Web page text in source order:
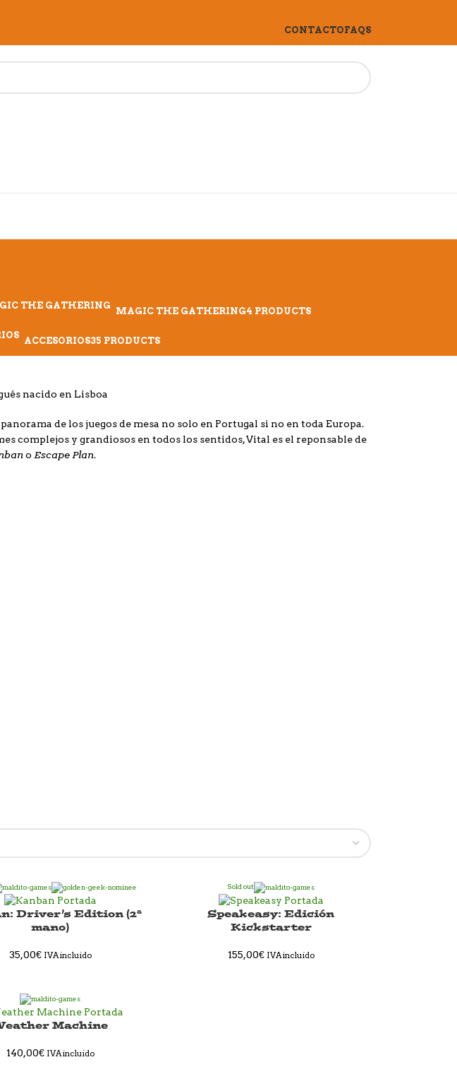
CONTACTOFAQS
MAGIC THE GATHERING4 PRODUCTS
ACCESORIOS35 PRODUCTS
nacido en Lisboa
de los juegos de mesa no solo en Portugal si no en toda Europa.
complejos y grandiosos en todos los sentidos, Vital es el reponsable de
o Escape Plan.
Driver’s Edition (2ª
mano)
35,00€ IVA incluido
Sold out
Speakeasy: Edición
Kickstarter
155,00€ IVA incluido
Machine
140,00€ IVA incluido